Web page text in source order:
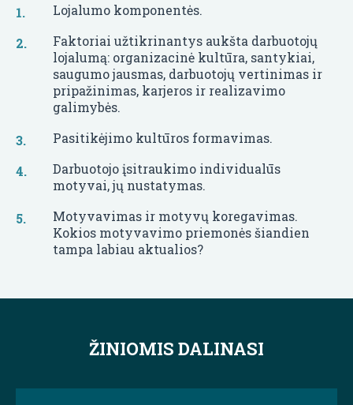
Lojalumo komponentės.
Faktoriai užtikrinantys aukšta darbuotojų
lojalumą: organizacinė kultūra, santykiai,
saugumo jausmas, darbuotojų vertinimas ir
pripažinimas, karjeros ir realizavimo
galimybės.
Pasitikėjimo kultūros formavimas.
Darbuotojo įsitraukimo individualūs
motyvai, jų nustatymas.
Motyvavimas ir motyvų koregavimas.
Kokios motyvavimo priemonės šiandien
tampa labiau aktualios?
ŽINIOMIS DALINASI